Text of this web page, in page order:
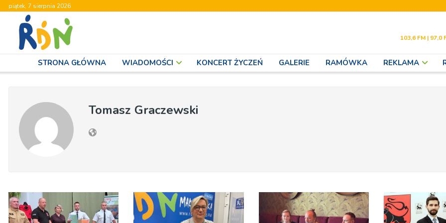
piątek, 7 sierpnia 2026
103,6 FM | 97,0
STRONA GŁÓWNA WIADOMOŚCI KONCERT ŻYCZEŃ GALERIE RAMÓWKA REKLAMA
Tomasz Graczewski